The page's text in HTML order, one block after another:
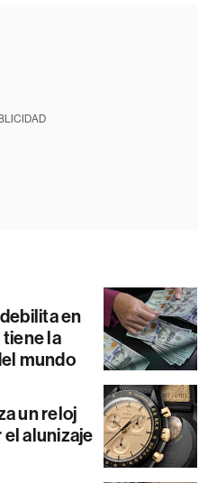
en
la
mundo
un reloj
alunizaje